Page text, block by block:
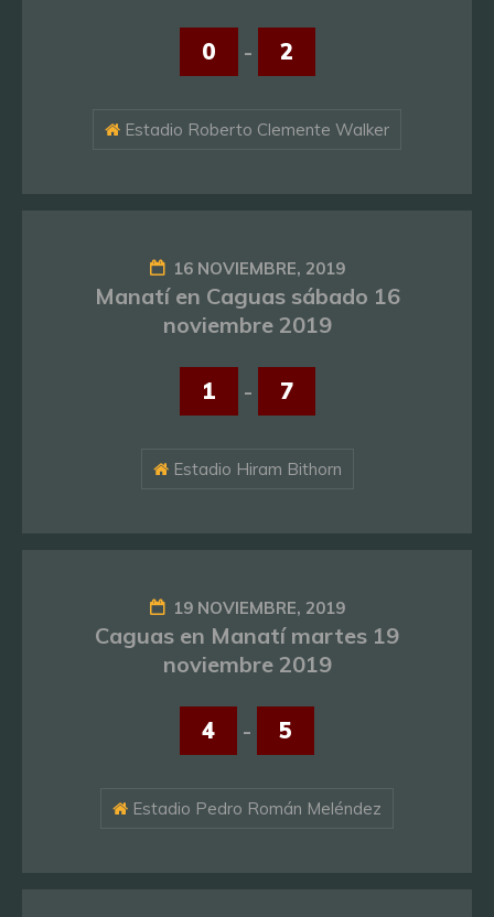
0 - 2
Estadio Roberto Clemente Walker
16 NOVIEMBRE, 2019
Manatí en Caguas sábado 16
noviembre 2019
1 - 7
Estadio Hiram Bithorn
19 NOVIEMBRE, 2019
Caguas en Manatí martes 19
noviembre 2019
4 - 5
Estadio Pedro Román Meléndez